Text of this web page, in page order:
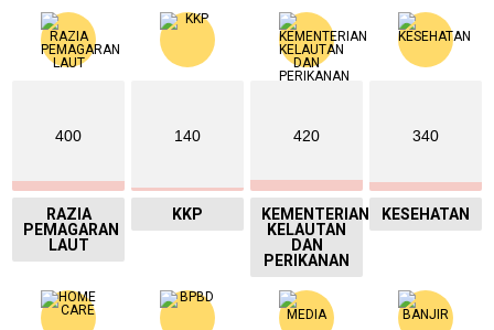
400
RAZIA
PEMAGARAN
LAUT
140
KKP
420
KEMENTERIAN
KELAUTAN
DAN
PERIKANAN
340
KESEHATAN